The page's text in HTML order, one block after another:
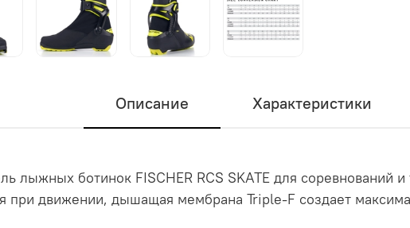
Описание Характеристики
лыжных ботинок FISCHER RCS SKATE для соревнований
при движении, дышащая мембрана Triple-F создает